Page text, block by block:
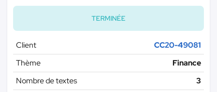
TERMINÉE
Client
CC20-49081
Thème
Finance
Nombre de textes
3